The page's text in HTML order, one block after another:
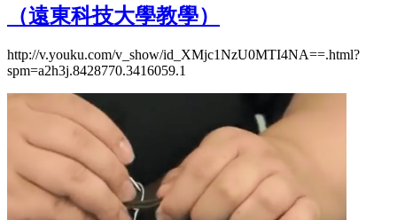
（遠東科技大學教學）
http://v.youku.com/v_show/id_XMjc1NzU0MTI4NA==.html?
spm=a2h3j.8428770.3416059.1